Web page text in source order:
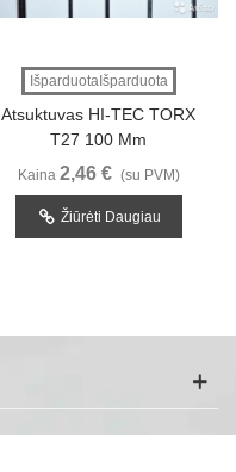
IšparduotaIšparduota
Atsuktuvas HI-TEC TORX
T27 100 Mm
Kaina 2,46 € (su PVM)
Žiūrėti Daugiau